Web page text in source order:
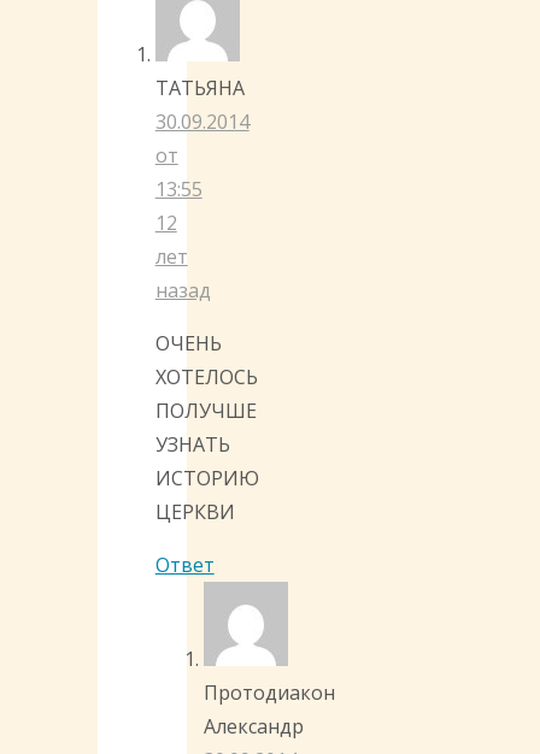
ТАТЬЯНА
30.09.2014
от
13:55
12
лет
назад
ОЧЕНЬ
ХОТЕЛОСЬ
ПОЛУЧШЕ
УЗНАТЬ
ИСТОРИЮ
ЦЕРКВИ
Ответ
Протодиакон
Александр